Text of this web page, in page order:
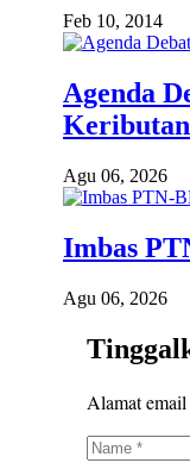
Feb 10, 2014
Agenda
Keributan
Agu 06, 2026
Imbas
Agu 06, 2026
Alamat